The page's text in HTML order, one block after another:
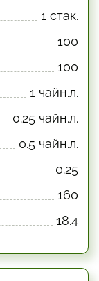
1 стак.
100
100
1 чайн.л.
0.25 чайн.л.
0.5 чайн.л.
0.25
160
18.4